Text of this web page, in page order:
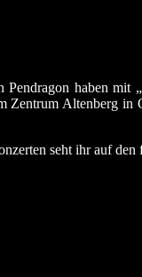
haben mit
Zentrum Altenberg in
seht ihr auf den